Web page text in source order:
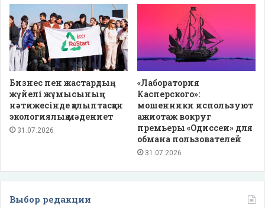
Бизнес пен жастардың
жүйелі жұмысының
нәтижесінде қалыптасқан
экологиялық мәдениет
31.07.2026
«Лаборатория
Касперского»:
мошенники используют
ажиотаж вокруг
премьеры «Одиссеи» для
обмана пользователей
31.07.2026
Выбор редакции